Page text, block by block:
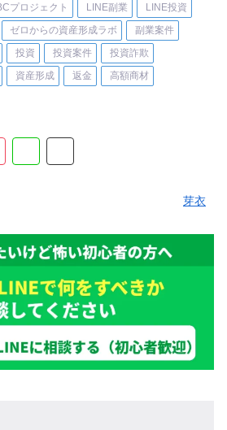
プロジェクト LINE副業
LINE投資
ゼロからの資産形成ラボ
副業案件
投資 投資案件
投資詐欺
資産形成 返金 高額商材
芽衣